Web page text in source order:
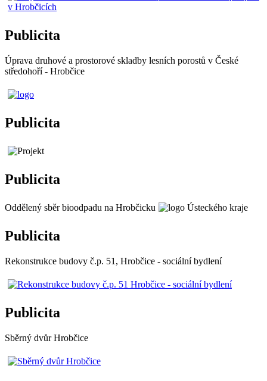
Publicita
Úprava druhové a prostorové skladby lesních porostů v České
středohoří - Hrobčice
Publicita
Publicita
Oddělený sběr bioodpadu na Hrobčicku
Publicita
Rekonstrukce budovy č.p. 51, Hrobčice - sociální bydlení
Publicita
Sběrný dvůr Hrobčice